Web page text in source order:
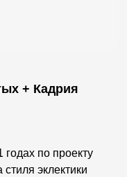
+ Кадрия
по проекту
эклектики